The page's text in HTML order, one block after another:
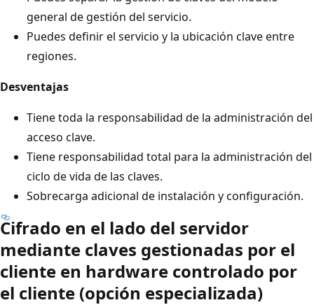
general de gestión del servicio.
Puedes definir el servicio y la ubicación clave entre
regiones.
Desventajas
Tiene toda la responsabilidad de la administración del
acceso clave.
Tiene responsabilidad total para la administración del
ciclo de vida de las claves.
Sobrecarga adicional de instalación y configuración.
Cifrado en el lado del servidor
mediante claves gestionadas por el
cliente en hardware controlado por
el cliente (opción especializada)